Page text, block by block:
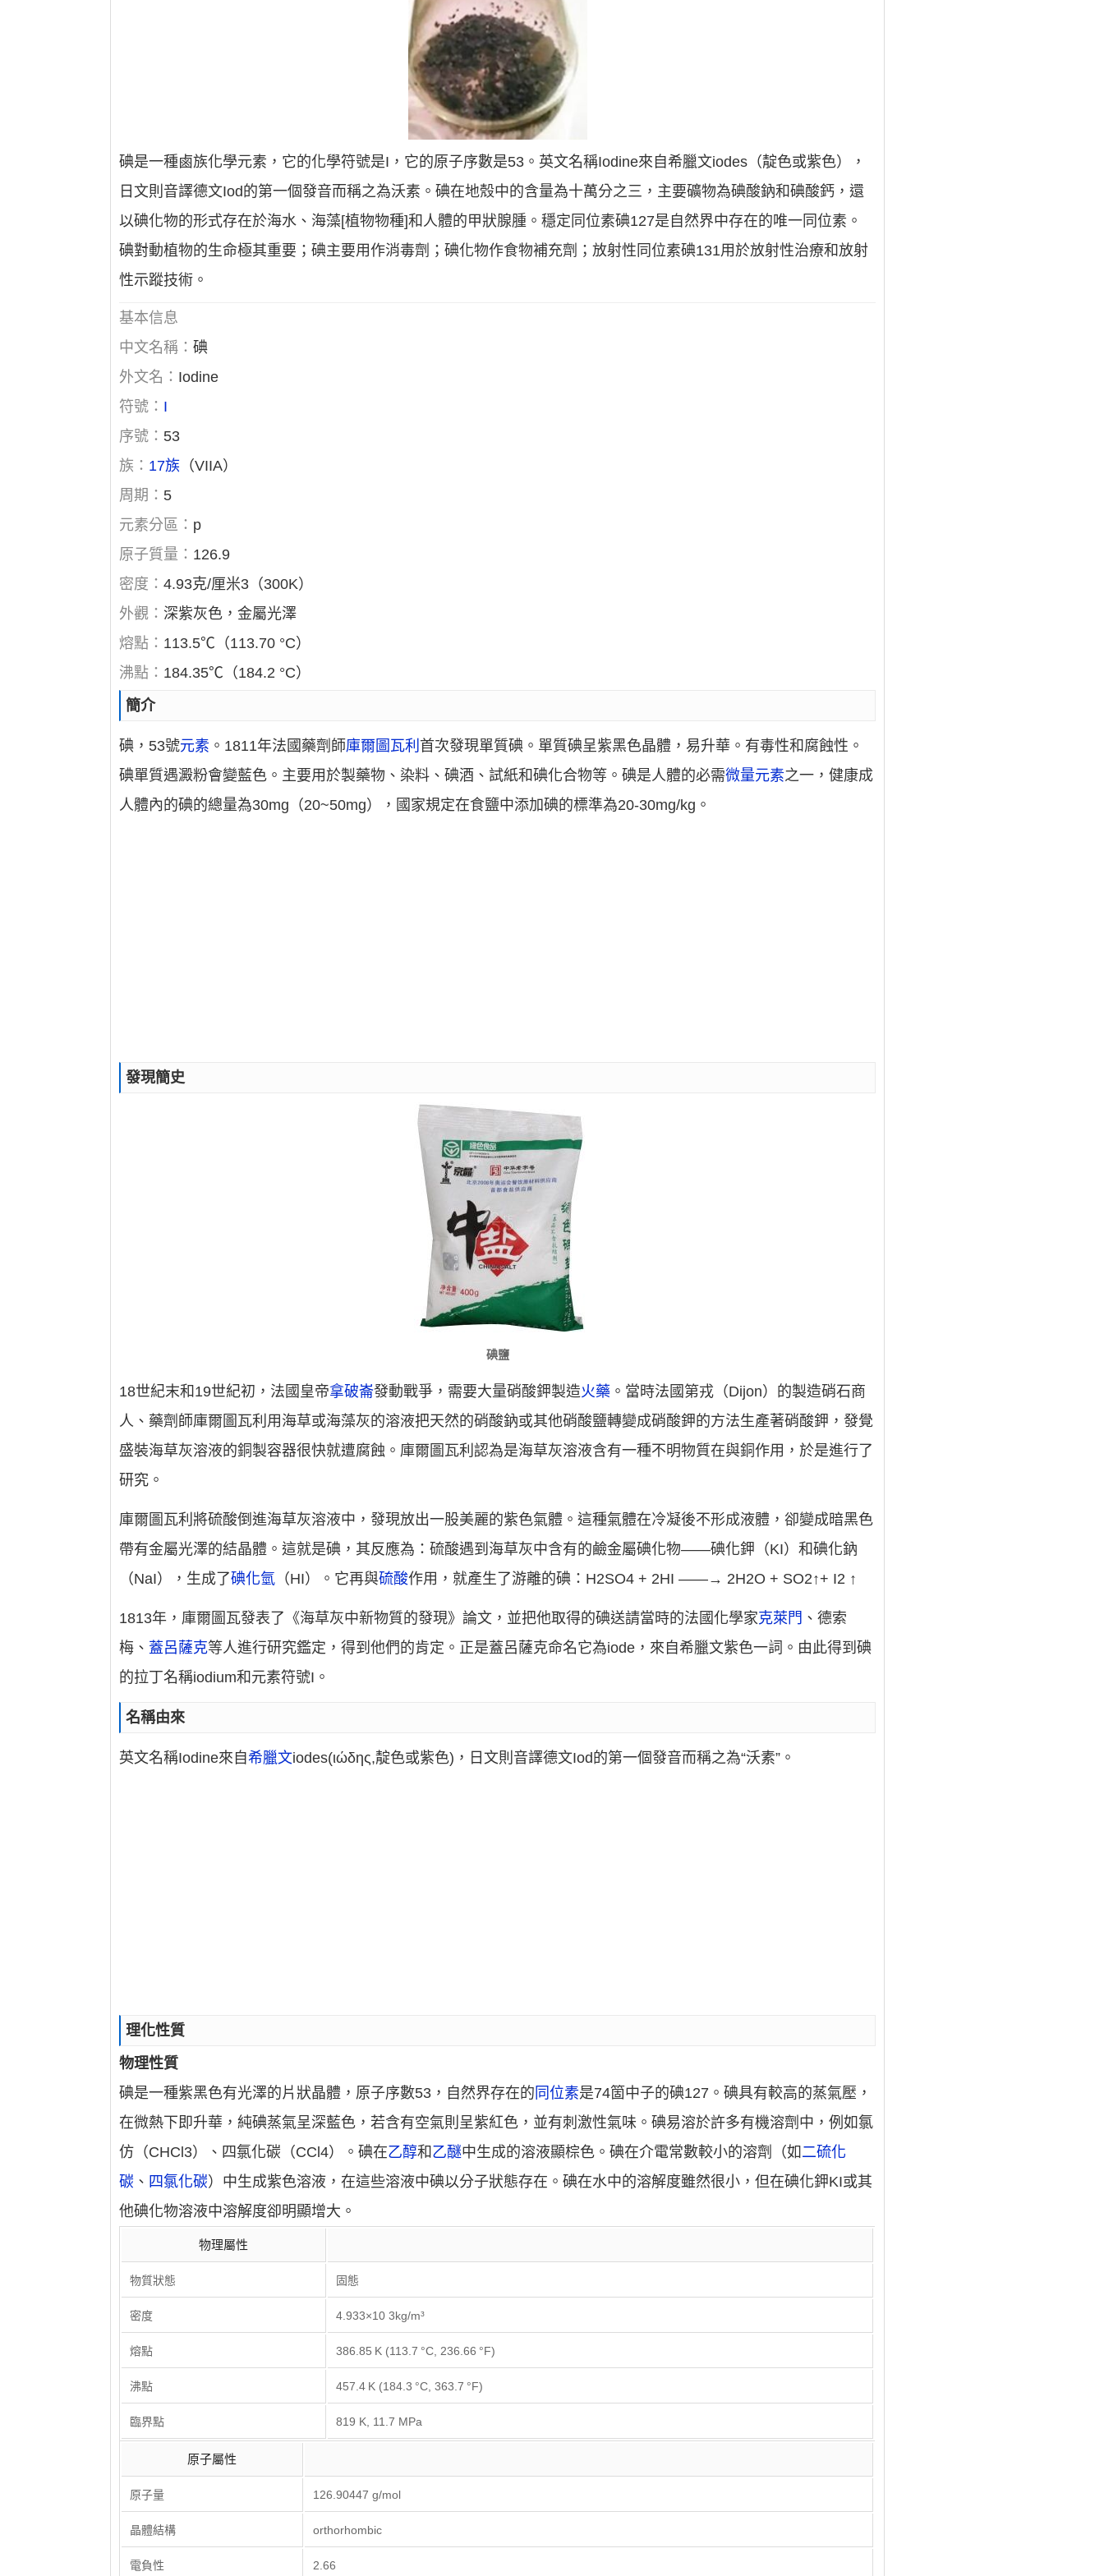
碘是一種鹵族化學元素，它的化學符號是I，它的原子序數是53。英文名稱Iodine來自希臘文iodes（靛色或紫色），
日文則音譯德文Iod的第一個發音而稱之為沃素。碘在地殼中的含量為十萬分之三，主要礦物為碘酸鈉和碘酸鈣，還
以碘化物的形式存在於海水、海藻[植物物種]和人體的甲狀腺腫。穩定同位素碘127是自然界中存在的唯一同位素。
碘對動植物的生命極其重要；碘主要用作消毒劑；碘化物作食物補充劑；放射性同位素碘131用於放射性治療和放射
性示蹤技術。
基本信息
中文名稱：碘
外文名： Iodine
符號： I
序號： 53
族： 17族 （VIIA）
周期： 5
元素分區： p
原子質量： 126.9
密度：4.93克/厘米3（300K）
外觀：深紫灰色，金屬光澤
熔點： 113.5℃（113.70 °C）
沸點： 184.35℃（184.2 °C）
簡介
碘，53號元素 。1811年法國藥劑師庫爾圖瓦利 首次發現單質碘。單質碘呈紫黑色晶體，易升華。有毒性和腐蝕性。
碘單質遇澱粉會變藍色。主要用於製藥物、染料、碘酒、試紙和碘化合物等。碘是人體的必需微量元素之一，健康成
人體內的碘的總量為30mg（20~50mg），國家規定在食鹽中添加碘的標準為20-30mg/kg。
發現簡史
碘鹽
18世紀末和19世紀初，法國皇帝拿破崙發動戰爭，需要大量硝酸鉀製造火藥 。當時法國第戎（Dijon）的製造硝石商
人、藥劑師庫爾圖瓦利用海草或海藻灰的溶液把天然的硝酸鈉或其他硝酸鹽轉變成硝酸鉀的方法生產著硝酸鉀，發覺
盛裝海草灰溶液的銅製容器很快就遭腐蝕。庫爾圖瓦利認為是海草灰溶液含有一種不明物質在與銅作用，於是進行了
研究。
庫爾圖瓦利將硫酸倒進海草灰溶液中，發現放出一股美麗的紫色氣體。這種氣體在冷凝後不形成液體，卻變成暗黑色
帶有金屬光澤的結晶體。這就是碘，其反應為：硫酸遇到海草灰中含有的鹼金屬碘化物——碘化鉀（KI）和碘化鈉
（NaI），生成了碘化氫 （HI）。它再與硫酸作用，就產生了游離的碘：H2SO4 + 2HI ——→ 2H2O + SO2↑+ I2 ↑
1813年，庫爾圖瓦發表了《海草灰中新物質的發現》論文，並把他取得的碘送請當時的法國化學家克萊門 、德索
梅、 蓋呂薩克等人進行研究鑑定，得到他們的肯定。正是蓋呂薩克命名它為iode，來自希臘文紫色一詞。由此得到碘
的拉丁名稱iodium和元素符號I。
名稱由來
英文名稱Iodine來自希臘文iodes(ιώδης,靛色或紫色)，日文則音譯德文Iod的第一個發音而稱之為“沃素”。
理化性質
物理性質
碘是一種紫黑色有光澤的片狀晶體，原子序數53，自然界存在的 同位素是74箇中子的碘127。碘具有較高的蒸氣壓，
在微熱下即升華，純碘蒸氣呈深藍色，若含有空氣則呈紫紅色，並有刺激性氣味。碘易溶於許多有機溶劑中，例如氯
仿（CHCl3）、四氯化碳（CCl4）。碘在乙醇和 乙醚中生成的溶液顯棕色。碘在介電常數較小的溶劑（如 二硫化
碳 、 四氯化碳）中生成紫色溶液，在這些溶液中碘以分子狀態存在。碘在水中的溶解度雖然很小，但在碘化鉀KI或其
他碘化物溶液中溶解度卻明顯增大。
物理屬性
物質狀態 固態
密度 4.933×10 3kg/m³
熔點 386.85 K (113.7 °C, 236.66 °F)
沸點 457.4 K (184.3 °C, 363.7 °F)
臨界點 819 K, 11.7 MPa
原子屬性
原子量 126.90447 g/mol
晶體結構 orthorhombic
電負性 2.66